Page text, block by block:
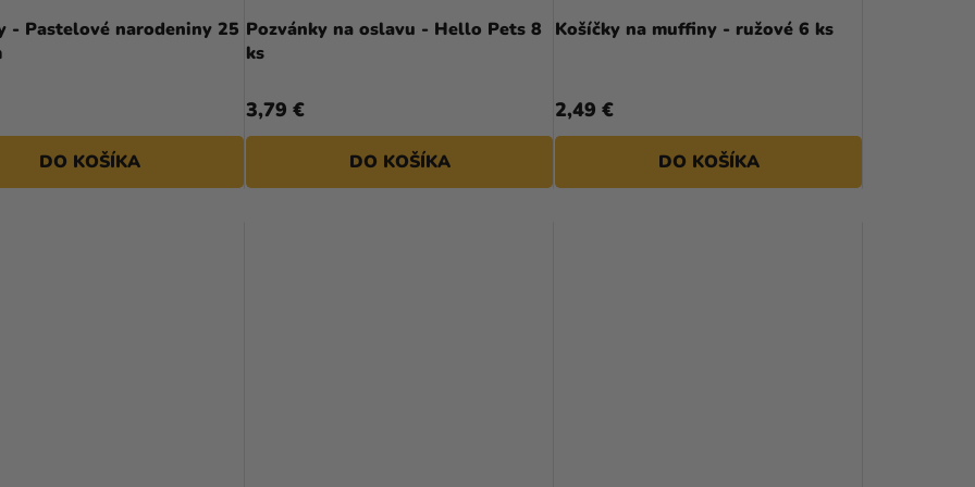
D
K
T
O
- Pastelové narodeniny 25
DO KOŠÍKA
Pozvánky na oslavu - Hello Pets 8
ks
3,79 €
DO KOŠÍKA
Košíčky na muffiny - ružové 6 ks
hodnotenie
produktu
5
hviezdičiek.
2,49 €
DO KOŠÍKA